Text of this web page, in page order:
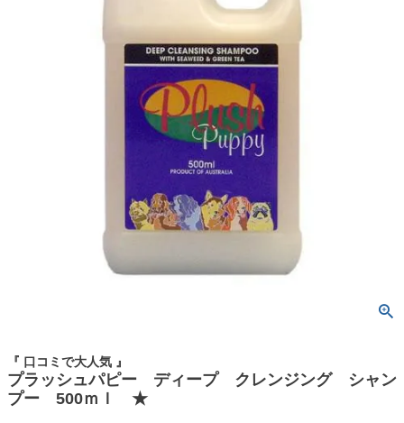
『 口コミで大人気 』
プラッシュパピー ディープ クレンジング シャン
プー 500ｍｌ ★